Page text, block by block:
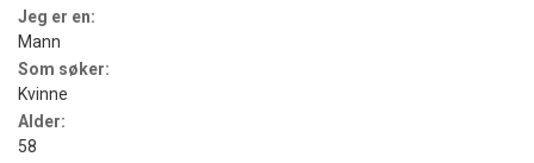
Jeg er en:
Mann
Som søker:
Kvinne
Alder:
58